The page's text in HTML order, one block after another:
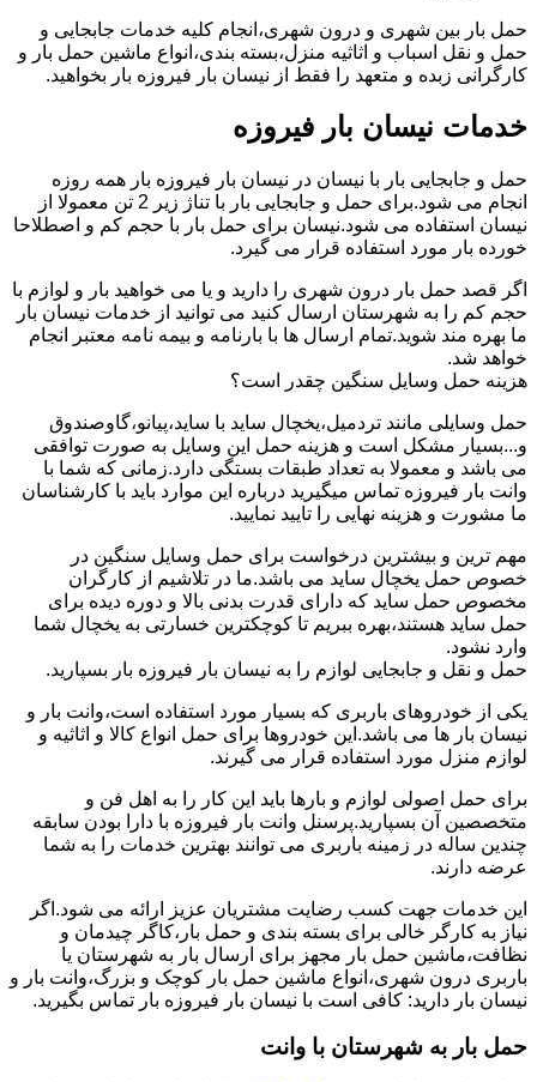
حمل بار بین شهری و درون شهری،انجام کلیه خدمات جابجایی و
حمل و نقل اسباب و اثاثیه منزل،بسته بندی،انواع ماشین حمل بار و
کارگرانی زبده و متعهد را فقط از نیسان بار فیروزه بار بخواهید.
خدمات نیسان بار فیروزه
حمل و جابجایی بار با نیسان در نیسان بار فیروزه بار همه روزه
انجام می شود.برای حمل و جابجایی بار با تناژ زیر 2 تن معمولا از
نیسان استفاده می شود.نیسان برای حمل بار با حجم کم و اصطلاحا
خورده بار مورد استفاده قرار می گیرد.
اگر قصد حمل بار درون شهری را دارید و یا می خواهید بار و لوازم با
حجم کم را به شهرستان ارسال کنید می توانید از خدمات نیسان بار
ما بهره مند شوید.تمام ارسال ها با بارنامه و بیمه نامه معتبر انجام
خواهد شد.
هزینه حمل وسایل سنگین چقدر است؟
حمل وسایلی مانند تردمیل،یخچال ساید با ساید،پیانو،گاوصندوق
و...بسیار مشکل است و هزینه حمل این وسایل به صورت توافقی
می باشد و معمولا به تعداد طبقات بستگی دارد.زمانی که شما با
وانت بار فیروزه تماس میگیرید درباره این موارد باید با کارشناسان
ما مشورت و هزینه نهایی را تایید نمایید.
مهم ترین و بیشترین درخواست برای حمل وسایل سنگین در
خصوص حمل یخچال ساید می باشد.ما در تلاشیم از کارگران
مخصوص حمل ساید که دارای قدرت بدنی بالا و دوره دیده برای
حمل ساید هستند،بهره ببریم تا کوچکترین خسارتی به یخچال شما
وارد نشود.
حمل و نقل و جابجایی لوازم را به نیسان بار فیروزه بار بسپارید.
یکی از خودروهای باربری که بسیار مورد استفاده است،وانت بار و
نیسان بار ها می باشد.این خودروها برای حمل انواع کالا و اثاثیه و
لوازم منزل مورد استفاده قرار می گیرند.
برای حمل اصولی لوازم و بارها باید این کار را به اهل فن و
متخصصین آن بسپارید.پرسنل وانت بار فیروزه با دارا بودن سابقه
چندین ساله در زمینه باربری می توانند بهترین خدمات را به شما
عرضه دارند.
این خدمات جهت کسب رضایت مشتریان عزیز ارائه می شود.اگر
نیاز به کارگر خالی برای بسته بندی و حمل بار،کاگر چیدمان و
نظافت،ماشین حمل بار مجهز برای ارسال بار به شهرستان یا
باربری درون شهری،انواع ماشین حمل بار کوچک و بزرگ،وانت بار و
نیسان بار دارید: کافی است با نیسان بار فیروزه بار تماس بگیرید.
حمل بار به شهرستان با وانت